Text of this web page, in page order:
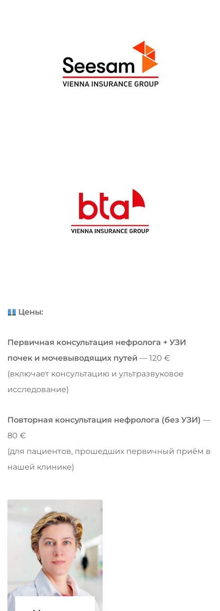
Цены:
Первичная консультация нефролога + УЗИ
почек и мочевыводящих путей — 120 €
(включает консультацию и ультразвуковое
исследование)
Повторная консультация нефролога (без УЗИ) —
80 €
(для пациентов, прошедших первичный приём в
нашей клинике)